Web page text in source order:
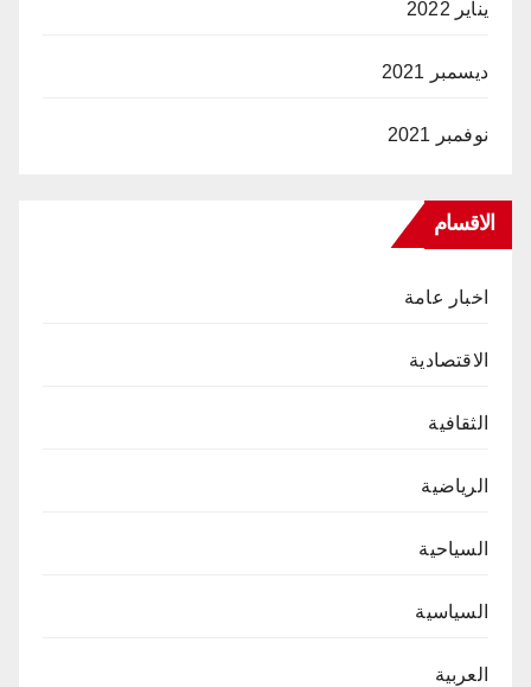
يناير 2022
ديسمبر 2021
نوفمبر 2021
الاقسام
اخبار عامة
الاقتصادية
الثقافية
الرياضية
السياحية
السياسية
العربية